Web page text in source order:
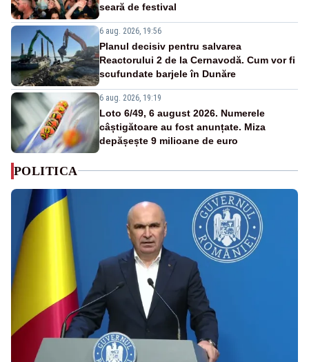
seară de festival
6 aug. 2026, 19:56
Planul decisiv pentru salvarea
Reactorului 2 de la Cernavodă. Cum vor fi
scufundate barjele în Dunăre
6 aug. 2026, 19:19
Loto 6/49, 6 august 2026. Numerele
câștigătoare au fost anunțate. Miza
depășește 9 milioane de euro
POLITICA